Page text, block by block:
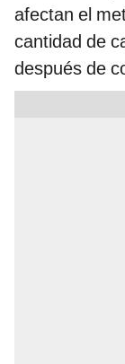
afectan el
cantidad de
después de